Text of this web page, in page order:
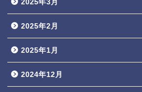
2025年2月
2025年1月
2024年12月